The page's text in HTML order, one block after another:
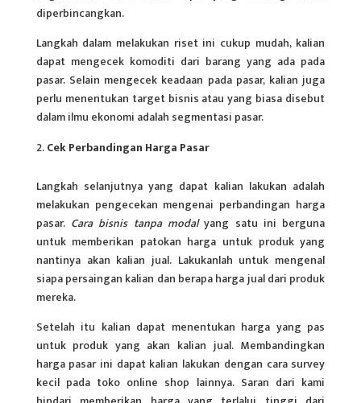
diperbincangkan.
Langkah dalam melakukan riset ini cukup mudah, kalian
dapat mengecek komoditi dari barang yang ada pada
pasar. Selain mengecek keadaan pada pasar, kalian juga
perlu menentukan target bisnis atau yang biasa disebut
dalam ilmu ekonomi adalah segmentasi pasar.
Cek Perbandingan Harga Pasar
Langkah selanjutnya yang dapat kalian lakukan adalah
melakukan pengecekan mengenai perbandingan harga
pasar. Cara bisnis tanpa modalyang satu ini berguna
untuk memberikan patokan harga untuk produk yang
nantinya akan kalian jual. Lakukanlah untuk mengenal
siapa persaingan kalian dan berapa harga jual dari produk
mereka.
Setelah itu kalian dapat menentukan harga yang pas
untuk produk yang akan kalian jual. Membandingkan
harga pasar ini dapat kalian lakukan dengan cara survey
kecil pada toko online shop lainnya. Saran dari kami